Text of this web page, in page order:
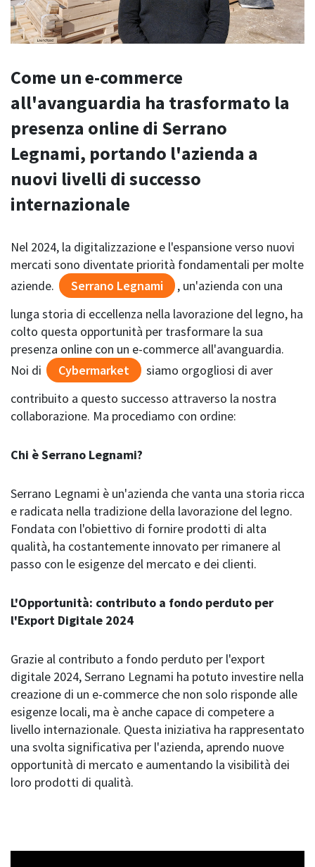
Come un e-commerce
all'avanguardia ha trasformato la
presenza online di Serrano
Legnami, portando l'azienda a
nuovi livelli di successo
internazionale
Nel 2024, la digitalizzazione e l'espansione verso nuovi
mercati sono diventate priorità fondamentali per molte
aziende.
Serrano Legnami
, un'azienda con una
lunga storia di eccellenza nella lavorazione del legno, ha
colto questa opportunità per trasformare la sua
presenza online con un e-commerce all'avanguardia.
Noi di
Cybermarket
siamo orgogliosi di aver
contribuito a questo successo attraverso la nostra
collaborazione. Ma procediamo con ordine:
Chi è Serrano Legnami?
Serrano Legnami è un'azienda che vanta una storia ricca
e radicata nella tradizione della lavorazione del legno.
Fondata con l'obiettivo di fornire prodotti di alta
qualità, ha costantemente innovato per rimanere al
passo con le esigenze del mercato e dei clienti.
L'Opportunità: contributo a fondo perduto per
l'Export Digitale 2024
Grazie al contributo a fondo perduto per l'export
digitale 2024, Serrano Legnami ha potuto investire nella
creazione di un e-commerce che non solo risponde alle
esigenze locali, ma è anche capace di competere a
livello internazionale. Questa iniziativa ha rappresentato
una svolta significativa per l'azienda, aprendo nuove
opportunità di mercato e aumentando la visibilità dei
loro prodotti di qualità.